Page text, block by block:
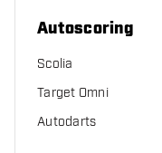
Autoscoring
Scolia
Target Omni
Autodarts